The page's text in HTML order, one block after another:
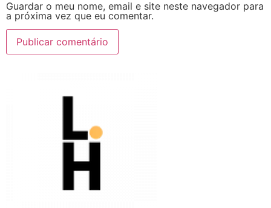
Guardar o meu nome, email e site neste navegador para
a próxima vez que eu comentar.